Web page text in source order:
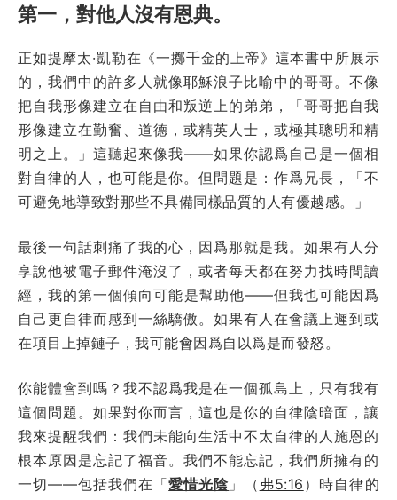
第一，對他人沒有恩典。
正如提摩太·凱勒在《一擲千金的上帝》這本書中所展示
的，我們中的許多人就像耶穌浪子比喻中的哥哥。不像
把自我形像建立在自由和叛逆上的弟弟，「哥哥把自我
形像建立在勤奮、道德，或精英人士，或極其聰明和精
明之上。」這聽起來像我——如果你認爲自己是一個相
對自律的人，也可能是你。但問題是：作爲兄長，「不
可避免地導致對那些不具備同樣品質的人有優越感。」
最後一句話刺痛了我的心，因爲那就是我。如果有人分
享說他被電子郵件淹沒了，或者每天都在努力找時間讀
經，我的第一個傾向可能是幫助他——但我也可能因爲
自己更自律而感到一絲驕傲。如果有人在會議上遲到或
在項目上掉鏈子，我可能會因爲自以爲是而發怒。
你能體會到嗎？我不認爲我是在一個孤島上，只有我有
這個問題。如果對你而言，這也是你的自律陰暗面，讓
我來提醒我們：我們未能向生活中不太自律的人施恩的
根本原因是忘記了福音。我們不能忘記，我們所擁有的
一切——包括我們在「愛惜光陰 」（ 弗5:16 ）時自律的